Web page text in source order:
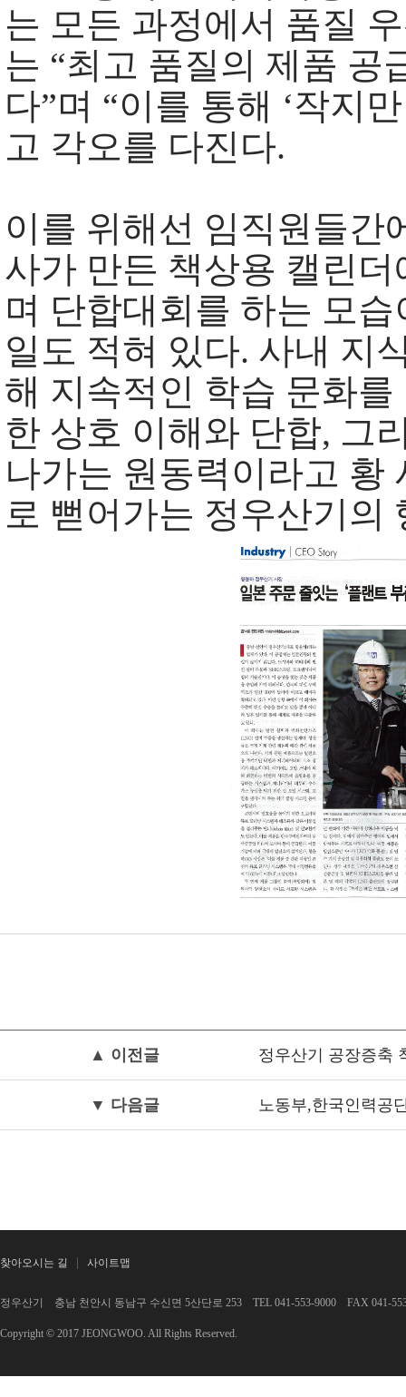
는 모든 과정에서 품질
는 “최고 품질의 제품 공
다”며 “이를 통해 ‘작지
고 각오를 다진다.
이를 위해선 임직원들간
사가 만든 책상용 캘린
며 단합대회를 하는 모
일도 적혀 있다. 사내 지
해 지속적인 학습 문화
한 상호 이해와 단합, 그
나가는 원동력이라고 황
로 뻗어가는 정우산기의
▲ 이전글 정우산기 공장증축
▼ 다음글 노동부,한국인력공
찾아오시는 길 사이트맵
정우산기 충남 천안시 동남구 수신면 5산단로 253 TEL 041-553-9000 FAX 041-
Copyright © 2017 JEONGWOO. All Rights Reserved.